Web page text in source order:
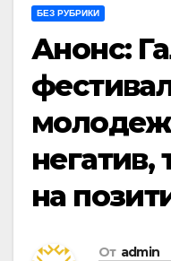
БЕЗ РУБРИКИ
Анонс:
негатив,
на
От admin